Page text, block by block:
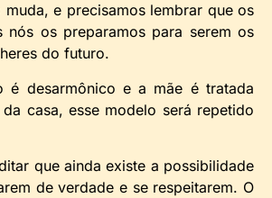
muda, e precisamos lembrar que os
nós os preparamos para serem os
do futuro.
é desarmônico e a mãe é tratada
casa, esse modelo será repetido
que ainda existe a possibilidade
de verdade e se respeitarem. O